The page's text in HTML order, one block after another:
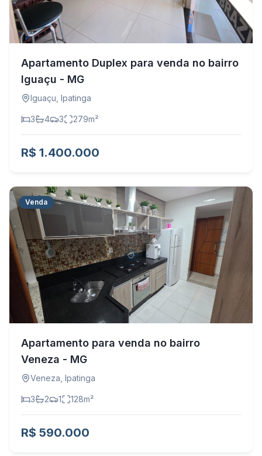
Apartamento Duplex para venda no bairro
Iguaçu - MG
Iguaçu Ipatinga
3 4 3 279m²
R$ 1.400.000
Venda
Apartamento para venda no bairro
Veneza - MG
Veneza Ipatinga
3 2 1 128m²
R$ 590.000